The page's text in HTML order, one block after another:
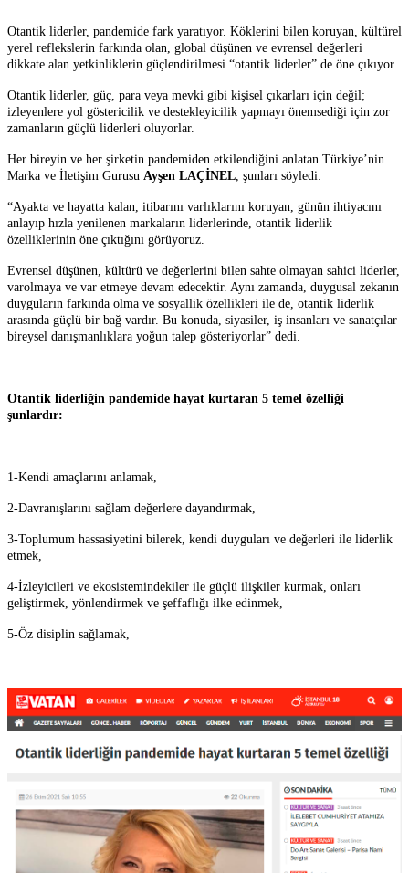
Otantik liderler, pandemide fark yaratıyor. Köklerini bilen koruyan, kültürel
yerel reflekslerin farkında olan, global düşünen ve evrensel değerleri
dikkate alan yetkinliklerin güçlendirilmesi “otantik liderler” de öne çıkıyor.
Otantik liderler, güç, para veya mevki gibi kişisel çıkarları için değil;
izleyenlere yol göstericilik ve destekleyicilik yapmayı önemsediği için zor
zamanların güçlü liderleri oluyorlar.
Her bireyin ve her şirketin pandemiden etkilendiğini anlatan Türkiye’nin
Marka ve İletişim Gurusu Ayşen LAÇİNEL, şunları söyledi:
“Ayakta ve hayatta kalan, itibarını varlıklarını koruyan, günün ihtiyacını
anlayıp hızla yenilenen markaların liderlerinde, otantik liderlik
özelliklerinin öne çıktığını görüyoruz.
Evrensel düşünen, kültürü ve değerlerini bilen sahte olmayan sahici liderler,
varolmaya ve var etmeye devam edecektir. Aynı zamanda, duygusal zekanın
duyguların farkında olma ve sosyallik özellikleri ile de, otantik liderlik
arasında güçlü bir bağ vardır. Bu konuda, siyasiler, iş insanları ve sanatçılar
bireysel danışmanlıklara yoğun talep gösteriyorlar” dedi.
Otantik liderliğin pandemide hayat kurtaran 5 temel özelliği
şunlardır:
1-Kendi amaçlarını anlamak,
2-Davranışlarını sağlam değerlere dayandırmak,
3-Toplumum hassasiyetini bilerek, kendi duyguları ve değerleri ile liderlik
etmek,
4-İzleyicileri ve ekosistemindekiler ile güçlü ilişkiler kurmak, onları
geliştirmek, yönlendirmek ve şeffaflığı ilke edinmek,
5-Öz disiplin sağlamak,